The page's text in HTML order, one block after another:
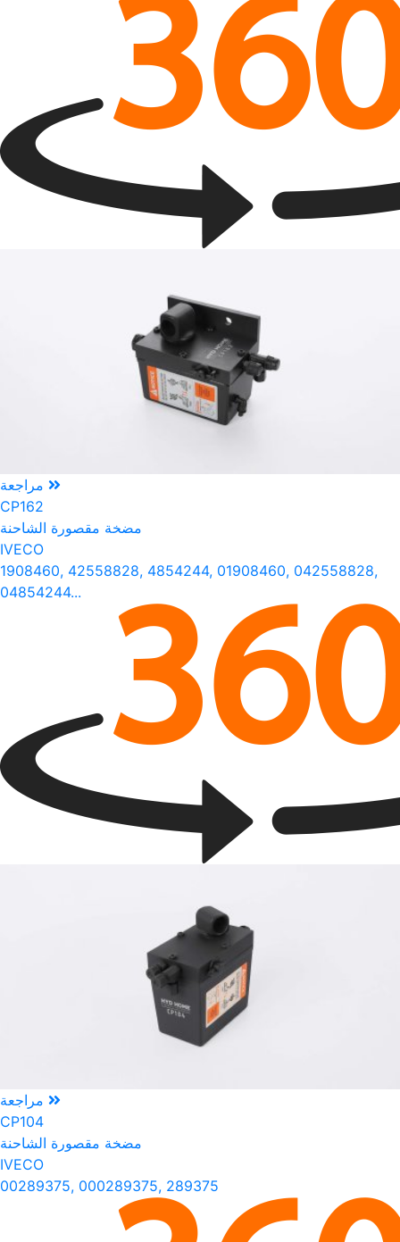
مراجعة
CP162
مضخة مقصورة الشاحنة
IVECO
1908460, 42558828, 4854244, 01908460, 042558828,
04854244...
مراجعة
CP104
مضخة مقصورة الشاحنة
IVECO
00289375, 000289375, 289375